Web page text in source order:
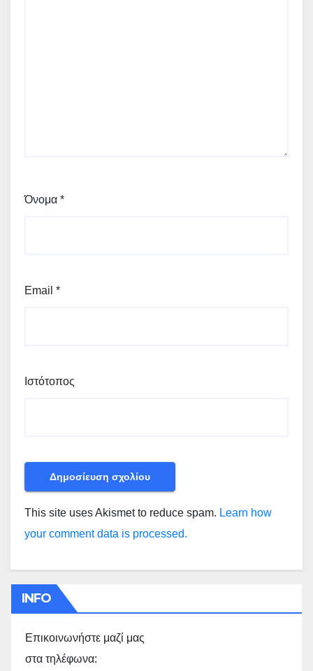
Όνομα *
Email *
Ιστότοπος
This site uses Akismet to reduce spam. Learn how
your comment data is processed.
INFO
Επικοινωνήστε μαζί μας
στα τηλέφωνα: